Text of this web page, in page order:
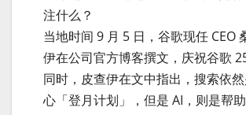
注什么？
当地时间 9 月 5 日，谷歌现任 CEO
伊在公司官方博客撰文，庆祝谷歌
同时，皮查伊在文中指出，搜索依
心「登月计划」，但是 AI，则是帮